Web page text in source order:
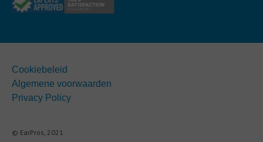
Cookiebeleid
Algemene voorwaarden
Privacy Policy
© EarPros, 2021